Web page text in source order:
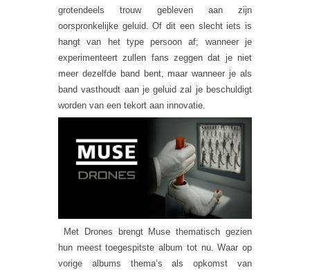
grotendeels trouw gebleven aan zijn
oorspronkelijke geluid. Of dit een slecht iets is
hangt van het type persoon af; wanneer je
experimenteert zullen fans zeggen dat je niet
meer dezelfde band bent, maar wanneer je als
band vasthoudt aan je geluid zal je beschuldigt
worden van een tekort aan innovatie.
Met Drones brengt Muse thematisch gezien
hun meest toegespitste album tot nu. Waar op
vorige albums thema’s als opkomst van